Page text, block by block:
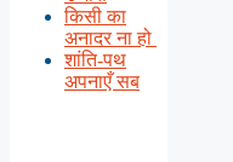
किसी का
अनादर ना हो
शांति-पथ
अपनाएँ सब